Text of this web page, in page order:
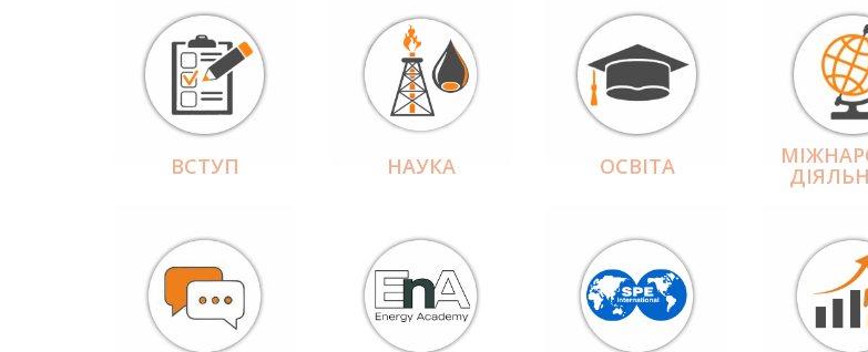
ВСТУП НАУКА ОСВІТА